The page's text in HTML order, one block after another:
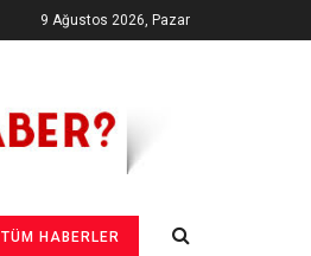
9 Ağustos 2026, Pazar
TÜM HABERLER